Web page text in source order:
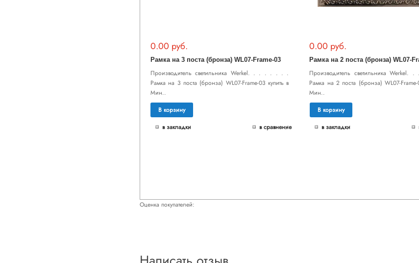
0.00 руб.
Рамка на 3 поста (бронза) WL07-Frame-03
Производитель светильника Werkel. . . . . . . .
Рамка на 3 поста (бронза) WL07-Frame-03 купить в
Мин..
В корзину
в закладки
в сравнение
0.00 руб.
Рамка на 2 поста (бронза) WL07-
Производитель светильника
Рамка на 2 поста (бронза) WL07-Frame-
Мин..
В корзину
в закладки
Оценка покупателей: